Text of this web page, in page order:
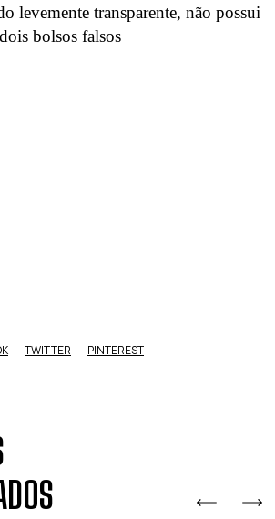
levemente transparente, não possui
bolsos falsos
TWITTER PINTEREST